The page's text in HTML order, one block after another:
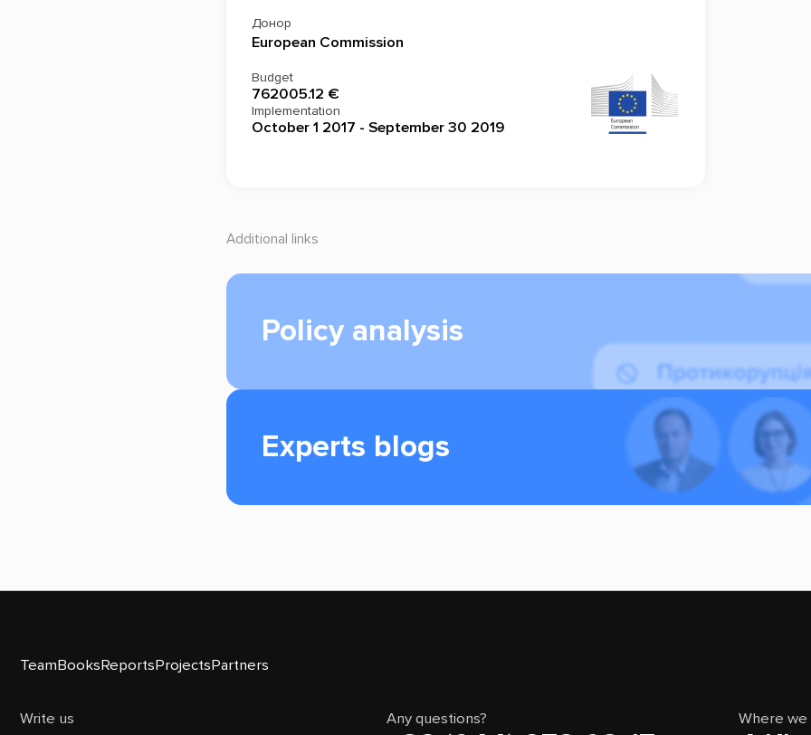
Донор
European Commission
Budget
762005.12 €
Implementation
October 1 2017 - September 30 2019
Additional links
Policy analysis
Experts blogs
TeamBooksReportsProjectsPartners
Write us Any questions? Where we